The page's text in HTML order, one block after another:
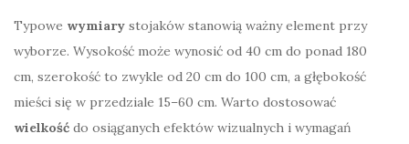
Typowe wymiary stojaków stanowią ważny element przy
wyborze. Wysokość może wynosić od 40 cm do ponad 180
cm, szerokość to zwykle od 20 cm do 100 cm, a głębokość
mieści się w przedziale 15–60 cm. Warto dostosować
wielkość do osiąganych efektów wizualnych i wymagań